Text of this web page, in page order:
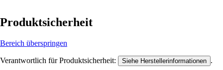
Produktsicherheit
Bereich überspringen
Verantwortlich für Produktsicherheit: Siehe Herstellerinformationen .